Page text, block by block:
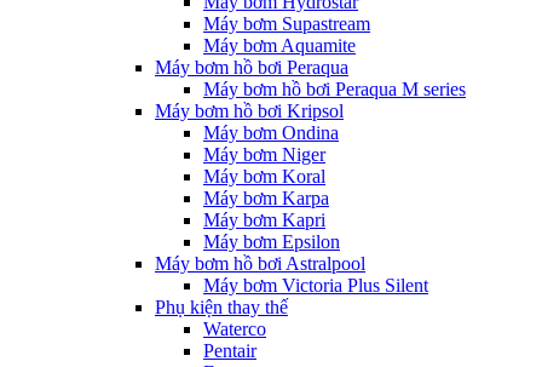
Máy bơm Supastream
Máy bơm Aquamite
Máy bơm hồ bơi Peraqua
Máy bơm hồ bơi Peraqua M series
Máy bơm hồ bơi Kripsol
Máy bơm Ondina
Máy bơm Niger
Máy bơm Koral
Máy bơm Karpa
Máy bơm Kapri
Máy bơm Epsilon
Máy bơm hồ bơi Astralpool
Máy bơm Victoria Plus Silent
Phụ kiện thay thế
Waterco
Pentair